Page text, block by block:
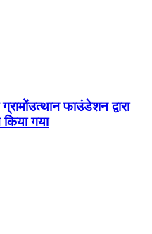
फाउंडेशन द्वारा
गया